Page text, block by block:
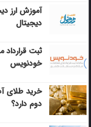
آموزش ارز
دیجیتال
ثبت
خودنویس
خرید طلای
دوم دارد؟